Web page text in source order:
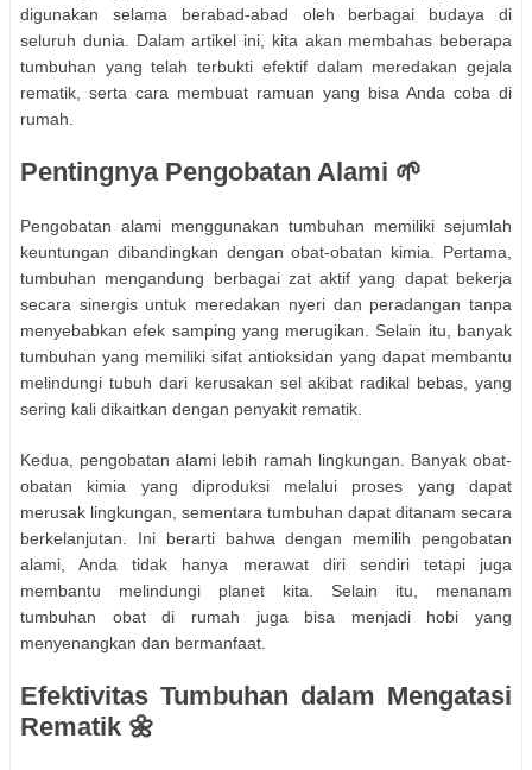
digunakan selama berabad-abad oleh berbagai budaya di
seluruh dunia. Dalam artikel ini, kita akan membahas beberapa
tumbuhan yang telah terbukti efektif dalam meredakan gejala
rematik, serta cara membuat ramuan yang bisa Anda coba di
rumah.
Pentingnya Pengobatan Alami 🌱
Pengobatan alami menggunakan tumbuhan memiliki sejumlah
keuntungan dibandingkan dengan obat-obatan kimia. Pertama,
tumbuhan mengandung berbagai zat aktif yang dapat bekerja
secara sinergis untuk meredakan nyeri dan peradangan tanpa
menyebabkan efek samping yang merugikan. Selain itu, banyak
tumbuhan yang memiliki sifat antioksidan yang dapat membantu
melindungi tubuh dari kerusakan sel akibat radikal bebas, yang
sering kali dikaitkan dengan penyakit rematik.
Kedua, pengobatan alami lebih ramah lingkungan. Banyak obat-
obatan kimia yang diproduksi melalui proses yang dapat
merusak lingkungan, sementara tumbuhan dapat ditanam secara
berkelanjutan. Ini berarti bahwa dengan memilih pengobatan
alami, Anda tidak hanya merawat diri sendiri tetapi juga
membantu melindungi planet kita. Selain itu, menanam
tumbuhan obat di rumah juga bisa menjadi hobi yang
menyenangkan dan bermanfaat.
Efektivitas Tumbuhan dalam Mengatasi
Rematik 🌼